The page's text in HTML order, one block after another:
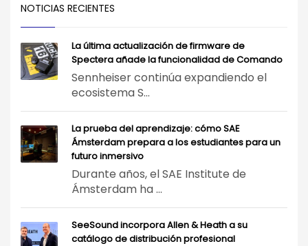
NOTICIAS RECIENTES
La última actualización de firmware de
Spectera añade la funcionalidad de Comando
Sennheiser continúa expandiendo el
ecosistema S...
La prueba del aprendizaje: cómo SAE
Ámsterdam prepara a los estudiantes para un
futuro inmersivo
Durante años, el SAE Institute de
Ámsterdam ha ...
SeeSound incorpora Allen & Heath a su
catálogo de distribución profesional